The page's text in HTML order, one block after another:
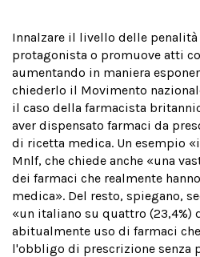
Innalzare il livello delle
protagonista o promuove atti
aumentando in maniera
chiederlo il Movimento
il caso della farmacista
aver dispensato farmaci da
di ricetta medica. Un esempio
Mnlf, che chiede anche «una
dei farmaci che realmente
medica». Del resto, spiegano,
«un italiano su quattro (23,4%)
abitualmente uso di farmaci
l'obbligo di prescrizione senza